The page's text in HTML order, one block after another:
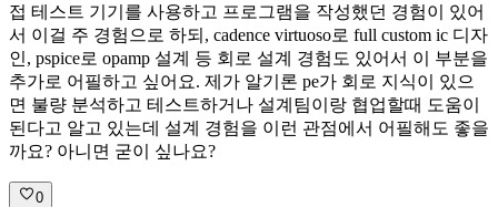
접 테스트 기기를 사용하고 프로그램을 작성했던 경험이 있어
서 이걸 주 경험으로 하되, cadence virtuoso로 full custom ic 디자
인, pspice로 opamp 설계 등 회로 설계 경험도 있어서 이 부분을
추가로 어필하고 싶어요. 제가 알기론 pe가 회로 지식이 있으
면 불량 분석하고 테스트하거나 설계팀이랑 협업할때 도움이
된다고 알고 있는데 설계 경험을 이런 관점에서 어필해도 좋을
까요? 아니면 굳이 싶나요?
0